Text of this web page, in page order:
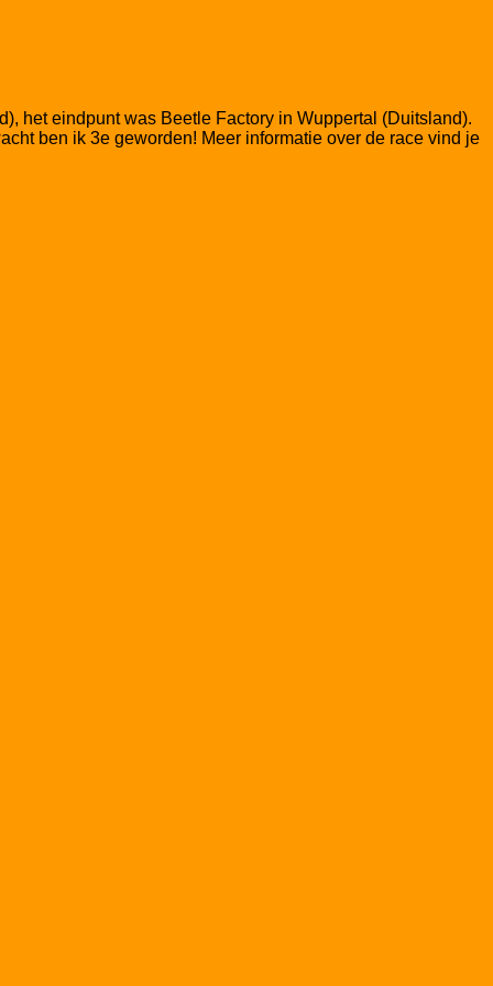
het eindpunt was Beetle Factory in Wuppertal (Duitsland).
ben ik 3e geworden! Meer informatie over de race vind je